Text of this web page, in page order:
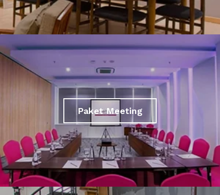
Paket Meeting